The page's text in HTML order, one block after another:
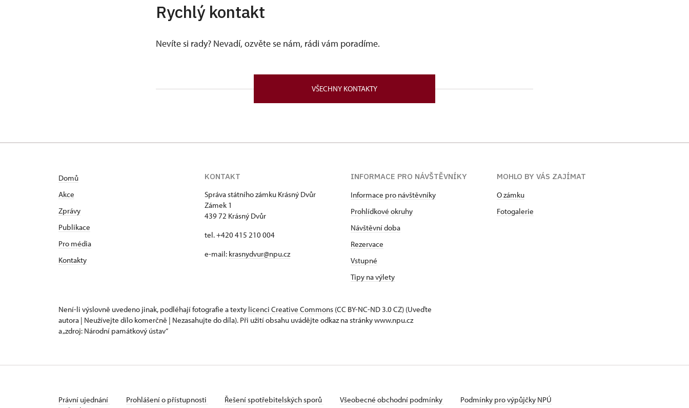
Rychlý kontakt
Nevíte si rady? Nevadí, ozvěte se nám, rádi vám poradíme.
VŠECHNY KONTAKTY
Domů
Akce
Zprávy
Publikace
Pro média
Kontakty
KONTAKT
Správa státního zámku Krásný Dvůr
Zámek 1
439 72 Krásný Dvůr
tel. +420 415 210 004
e-mail: krasnydvur@npu.cz
INFORMACE PRO NÁVŠTĚVNÍKY
Informace pro návštěvníky
Prohlídkové okruhy
Návštěvní doba
Rezervace
Vstupné
Tipy na výlety
MOHLO BY VÁS ZAJÍMAT
O zámku
Fotogalerie
Není-li výslovně uvedeno jinak, podléhají fotografie a texty licenci Creative Commons (CC BY-NC-ND 3.0 CZ) (Uveďte
autora | Neužívejte dílo komerčně | Nezasahujte do díla). Při užití obsahu uvádějte odkaz na stránky www.npu.cz
a „zdroj: Národní památkový ústav“
Právní ujednání Prohlášení o přístupnosti Řešení spotřebitelských sporů Všeobecné obchodní podmínky
Podmínky pro výpůjčky NPÚ